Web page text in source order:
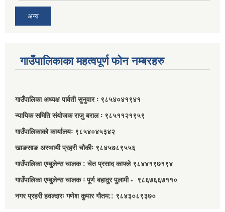
अन्य
गाउँपालिकाका महत्वपूर्ण फोन नम्बरहरु
गाउँपालिका अध्यक्ष पार्वती सुनुवार ः ९८५४०४१९४१
न्यायिक समिति संयोजक राजु बराल ः ९८५११२१९५९
गाउँपालिकाको कार्यालयः ९८५४०४५३४२
खाङसाङ अस्थायी प्रहरी चौकीः ९८४५७८९५५६
गाउँपालिका एम्बुलेन्स चालक : चेत प्रसाद काफ्ले ९८४४१९७१९४
गाउँपालिका एम्बुलेन्स चालक ः पूर्ण बहादुर पुलामी - ९८६७६६७११०
नगर प्रहरी हवल्दारः गणेश कुमार गौतम:: ९८४३०८९३७०